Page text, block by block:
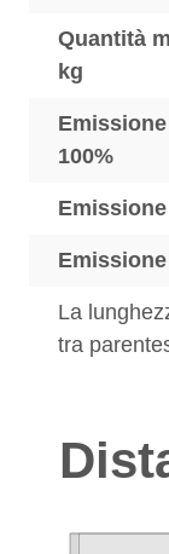
Quantità
kg
100%
La
tra